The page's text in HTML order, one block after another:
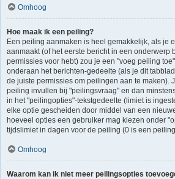
Omhoog
Hoe maak ik een peiling?
Een peiling aanmaken is heel gemakkelijk, als je
aanmaakt (of het eerste bericht in een onderwerp
permissies voor hebt) zou je een "voeg peiling
onderaan het berichten-gedeelte (als je dit
de juiste permissies om peilingen aan te maken).
peiling invullen bij "peilingsvraag" en dan
in het "peilingopties"-tekstgedeelte (limiet is
elke optie gescheiden door middel van een
hoeveel opties een gebruiker mag kiezen onder
tijdslimiet in dagen voor de peiling (0 is een
Omhoog
Waarom kan ik niet meer peilingsopties